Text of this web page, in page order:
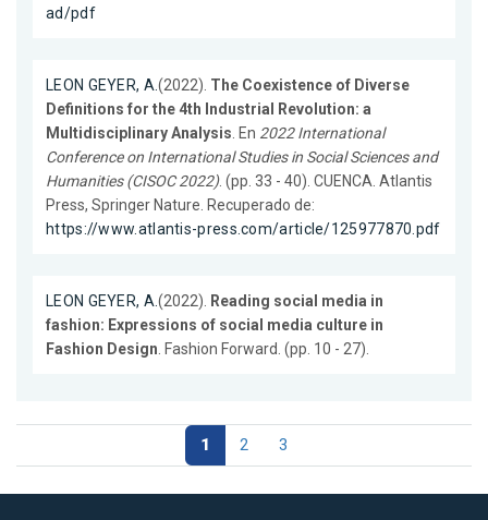
ad/pdf
LEON GEYER, A.(2022). The Coexistence of Diverse
Definitions for the 4th Industrial Revolution: a
Multidisciplinary Analysis. En 2022 International
Conference on International Studies in Social Sciences and
Humanities (CISOC 2022). (pp. 33 - 40). CUENCA. Atlantis
Press, Springer Nature. Recuperado de:
https://www.atlantis-press.com/article/125977870.pdf
LEON GEYER, A.(2022). Reading social media in
fashion: Expressions of social media culture in
Fashion Design. Fashion Forward. (pp. 10 - 27).
1 2 3